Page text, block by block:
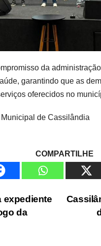
da
garantindo que as
oferecidos no
de Cassilândia
COMPARTILHE
expediente
da